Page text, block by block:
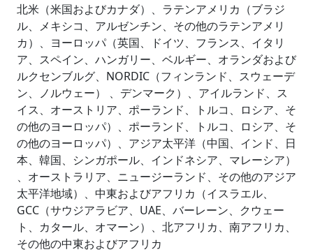
北米（米国およびカナダ）、ラテンアメリカ（ブラジ
ル、メキシコ、アルゼンチン、その他のラテンアメリ
カ）、ヨーロッパ（英国、ドイツ、フランス、イタリ
ア、スペイン、ハンガリー、ベルギー、オランダおよび
ルクセンブルグ、NORDIC（フィンランド、スウェーデ
ン、ノルウェー） 、デンマーク）、アイルランド、ス
イス、オーストリア、ポーランド、トルコ、ロシア、そ
の他のヨーロッパ）、ポーランド、トルコ、ロシア、そ
の他のヨーロッパ）、アジア太平洋（中国、インド、日
本、韓国、シンガポール、インドネシア、マレーシア）
、オーストラリア、ニュージーランド、その他のアジア
太平洋地域）、中東およびアフリカ（イスラエル、
GCC（サウジアラビア、UAE、バーレーン、クウェー
ト、カタール、オマーン）、北アフリカ、南アフリカ、
その他の中東およびアフリカ